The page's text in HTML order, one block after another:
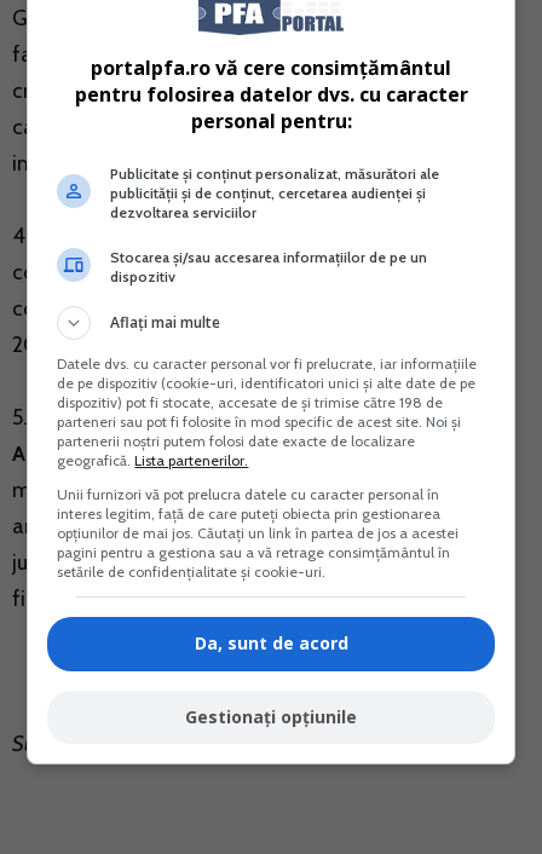
Guvernului nr. 37/2020 privind acordarea unor
facilitati pentru creditele acordate de institutii de
credit si institutii financiare nebancare anumitor
categorii de debitori, si a modelului conventiei de
implementare(MO nr. 326 din 31 martie 2021);
4.
completarea Legii nr. 241/2005 pentru prevenirea si
combaterea evaziunii fiscale(MO nr. 332 din 1 aprilie
2021);
5.
Ordinul presedintelui Agentiei Nationale de
Administrare Fiscala nr.470/2021 pentru aprobarea
modelului si continutului formularului 204 "Declaratie
anuala de venit pentru asocieri fara personalitate
juridica si entitati supuse regimului transparentei
fiscale" (MO nr. 336 din 2 aprilie 2021).
Sursa: ANAF
portalpfa.ro vă cere consimțământul
pentru folosirea datelor dvs. cu caracter
personal pentru:
Publicitate și conținut personalizat, măsurători ale
publicității și de conținut, cercetarea audienței și
dezvoltarea serviciilor
Stocarea și/sau accesarea informațiilor de pe un
dispozitiv
Aflați mai multe
Datele dvs. cu caracter personal vor fi prelucrate, iar informațiile
de pe dispozitiv (cookie-uri, identificatori unici și alte date de pe
dispozitiv) pot fi stocate, accesate de și trimise către 198 de
parteneri sau pot fi folosite în mod specific de acest site. Noi și
partenerii noștri putem folosi date exacte de localizare
geografică.Lista partenerilor.
Unii furnizori vă pot prelucra datele cu caracter personal în
interes legitim, față de care puteți obiecta prin gestionarea
opțiunilor de mai jos. Căutați un link în partea de jos a acestei
pagini pentru a gestiona sau a vă retrage consimțământul în
setările de confidențialitate și cookie-uri.
Da, sunt de acord
Gestionați opțiunile